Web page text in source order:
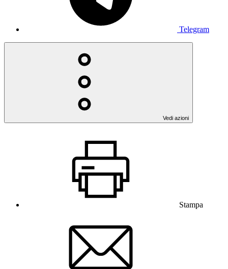
Telegram
Vedi azioni
Stampa